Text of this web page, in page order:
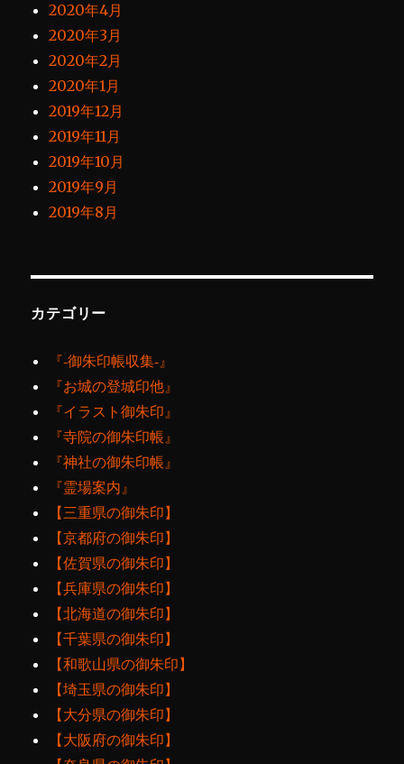
2020年4月
2020年3月
2020年2月
2020年1月
2019年12月
2019年11月
2019年10月
2019年9月
2019年8月
カテゴリー
『‐御朱印帳収集‐』
『お城の登城印他』
『イラスト御朱印』
『寺院の御朱印帳』
『神社の御朱印帳』
『霊場案内』
【三重県の御朱印】
【京都府の御朱印】
【佐賀県の御朱印】
【兵庫県の御朱印】
【北海道の御朱印】
【千葉県の御朱印】
【和歌山県の御朱印】
【埼玉県の御朱印】
【大分県の御朱印】
【大阪府の御朱印】